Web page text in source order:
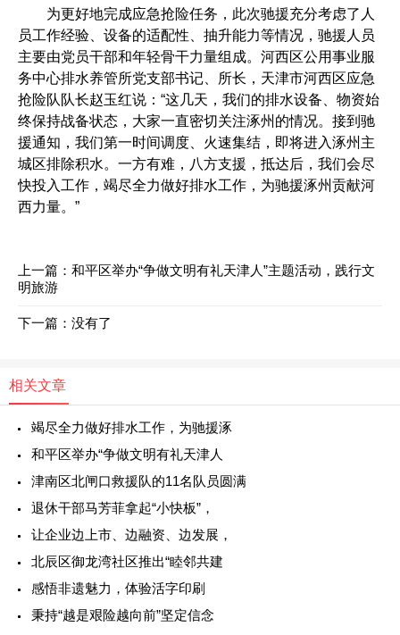
为更好地完成应急抢险任务，此次驰援充分考虑了人
员工作经验、设备的适配性、抽升能力等情况，驰援人员
主要由党员干部和年轻骨干力量组成。河西区公用事业服
务中心排水养管所党支部书记、所长，天津市河西区应急
抢险队队长赵玉红说：“这几天，我们的排水设备、物资始
终保持战备状态，大家一直密切关注涿州的情况。接到驰
援通知，我们第一时间调度、火速集结，即将进入涿州主
城区排除积水。一方有难，八方支援，抵达后，我们会尽
快投入工作，竭尽全力做好排水工作，为驰援涿州贡献河
西力量。”
上一篇： 和平区举办“争做文明有礼天津人”主题活动，践行文
明旅游
下一篇：没有了
相关文章
竭尽全力做好排水工作，为驰援涿
和平区举办“争做文明有礼天津人
津南区北闸口救援队的11名队员圆满
退休干部马芳菲拿起“小快板”，
让企业边上市、边融资、边发展，
北辰区御龙湾社区推出“睦邻共建
感悟非遗魅力，体验活字印刷
秉持“越是艰险越向前”坚定信念